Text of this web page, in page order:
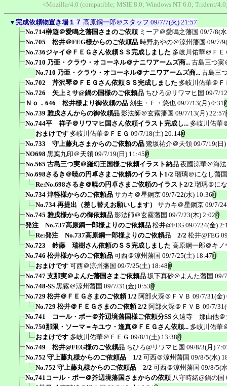
<Mozilla/4.0 (compatible; MSIE 8.0; Windows NT 6.0; Trident/
▼ 完成依頼物置き場１７ 高原鋼一郎＠スタッフ 09/7/7(火) 21:57
No.714榊遊＠愛鳴之藩国さまのご依頼 ミーア＠愛鳴之藩国 09/7/8(
No.705 松井＠FEG様からのご依頼品 時野あやの＠涼州藩国 09/7/
No.736ジャイ＠ＦＥＧさん依頼ＳＳ完成しました 多岐川佑華＠ＦＥ
No.710 乃亜・クラウ・オコーネル＠ナニワアームズ商... 古島三つ実
No.710 乃亜・クラウ・オコーネル＠ナニワアームズ商... 古島三
No.702 芹沢琴＠ＦＥＧさん依頼ＳＳ完成しました 多岐川佑華＠Ｆ
No.726 矢上ミサ@鍋の国様のご依頼品 ちひろ@リワマヒ国 09/7/
Ｎｏ．646 松井様より御依頼の品 刻生・Ｆ・悠也 09/7/13(月) 0:31
No.739 雅戌さんからの御依頼品 影法師＠玄霧藩国 09/7/13(月) 22:57
No.744平 祥子＠リワマヒ国さん依頼イラスト完成し... 多岐川佑華
おまけです 多岐川佑華＠ＦＥＧ 09/7/18(土) 20:14
No.733 守上藤丸さまからのご依頼の品 鷺坂祐介＠天領 09/7/19(日
NO698 黒葉九印＠天領 09/7/19(日) 11:45
No.565 古島三つ実＠羅幻王国様ご依頼イラスト納品 夜國涼華＠海
No.698さるき＠暁の円卓さまご依頼のイラスト1/2 瑠璃＠になし藩国
Re:No.698さるき＠暁の円卓さまご依頼のイラスト2/2 瑠璃＠に
No.734 津軽様からのご依頼品 サカキ＠星鋼京 09/7/22(水) 10:36
No.734 再提出（差し替えお願いします）
サカキ＠星鋼京 09/7/
No.745 雅戌様からの御依頼品 影法師＠玄霧藩国 09/7/23(木) 2:02
発注 No.737高原鋼一郎様よりのご依頼品 松井@FEG 09/7/24(金)
Re:発注 No.737高原鋼一郎様よりのご依頼品 2/2 松井@FEG
No.723 鈴藤 瑞樹さん依頼のＳＳ完成しました 高原鋼一郎＠キノ
No.746 松井様からのご依頼品 可西＠涼州藩国 09/7/25(土) 18:47
おまけです 可西＠涼州藩国 09/7/25(土) 18:48
No.747 支那実＠よんた藩国さまご依頼品 坂下真砂＠よんた藩国 09/
No.748-SS 黒霧＠涼州藩国 09/7/31(金) 0:53
No.729 松井＠ＦＥＧさまのご依頼 1/2 阿部火深＠ＦＶＢ 09/7/31(金)
No.729 松井＠ＦＥＧさまのご依頼 2/2 阿部火深＠ＦＶＢ 09/7/
No.741 コール・ポー＠芥辺境藩国様ご依頼分SS 久遠寺 那由他＠
No.750那限・ソーマ＝キユウ・逢真＠ＦＥＧさん依頼... 多岐川佑華
おまけです 多岐川佑華＠ＦＥＧ 09/8/1(土) 13:38
No.749 松井@FEG様のご依頼品 ちひろ@リワマヒ国 09/8/3(月)
No.752 守上藤丸様からのご依頼品 1/2 可西＠涼州藩国 09/8/5(水)
No.752 守上藤丸様からのご依頼品 2/2 可西＠涼州藩国 09/8/5(
No,741コール・ポー＠芥辺境藩国さまからの依頼 八守時緒@鍋の国